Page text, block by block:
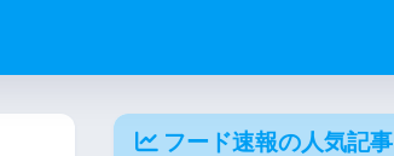
フード速報の人気記事